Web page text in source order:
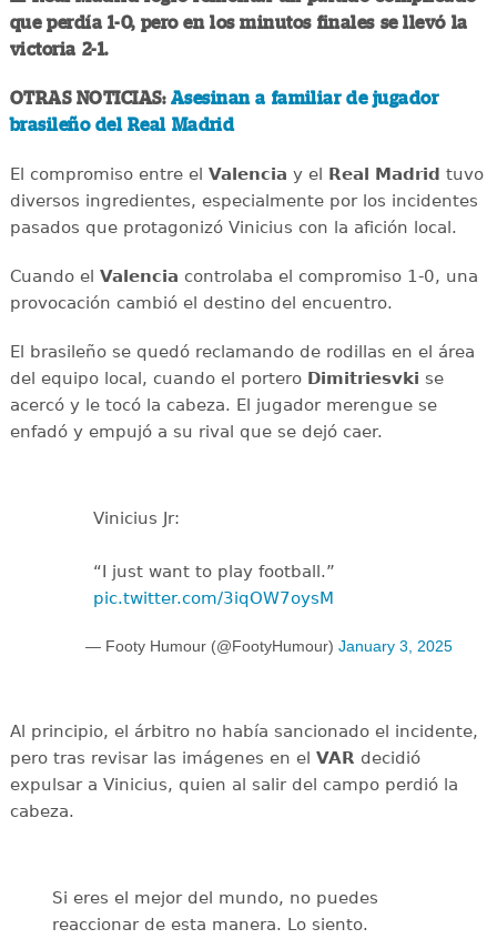
que perdía 1-0, pero en los minutos finales se llevó la
victoria 2-1.
OTRAS NOTICIAS: Asesinan a familiar de jugador
brasileño del Real Madrid
El compromiso entre el Valencia y el Real Madrid tuvo
diversos ingredientes, especialmente por los incidentes
pasados que protagonizó Vinicius con la afición local.
Cuando el Valencia controlaba el compromiso 1-0, una
provocación cambió el destino del encuentro.
El brasileño se quedó reclamando de rodillas en el área
del equipo local, cuando el portero Dimitriesvki se
acercó y le tocó la cabeza. El jugador merengue se
enfadó y empujó a su rival que se dejó caer.
Vinicius Jr:
“I just want to play football.”
pic.twitter.com/3iqOW7oysM
— Footy Humour (@FootyHumour) January 3, 2025
Al principio, el árbitro no había sancionado el incidente,
pero tras revisar las imágenes en el VAR decidió
expulsar a Vinicius, quien al salir del campo perdió la
cabeza.
Si eres el mejor del mundo, no puedes
reaccionar de esta manera. Lo siento.